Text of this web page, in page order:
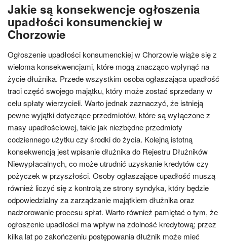
Jakie są konsekwencje ogłoszenia
upadłości konsumenckiej w
Chorzowie
Ogłoszenie upadłości konsumenckiej w Chorzowie wiąże się z
wieloma konsekwencjami, które mogą znacząco wpłynąć na
życie dłużnika. Przede wszystkim osoba ogłaszająca upadłość
traci część swojego majątku, który może zostać sprzedany w
celu spłaty wierzycieli. Warto jednak zaznaczyć, że istnieją
pewne wyjątki dotyczące przedmiotów, które są wyłączone z
masy upadłościowej, takie jak niezbędne przedmioty
codziennego użytku czy środki do życia. Kolejną istotną
konsekwencją jest wpisanie dłużnika do Rejestru Dłużników
Niewypłacalnych, co może utrudnić uzyskanie kredytów czy
pożyczek w przyszłości. Osoby ogłaszające upadłość muszą
również liczyć się z kontrolą ze strony syndyka, który będzie
odpowiedzialny za zarządzanie majątkiem dłużnika oraz
nadzorowanie procesu spłat. Warto również pamiętać o tym, że
ogłoszenie upadłości ma wpływ na zdolność kredytową; przez
kilka lat po zakończeniu postępowania dłużnik może mieć